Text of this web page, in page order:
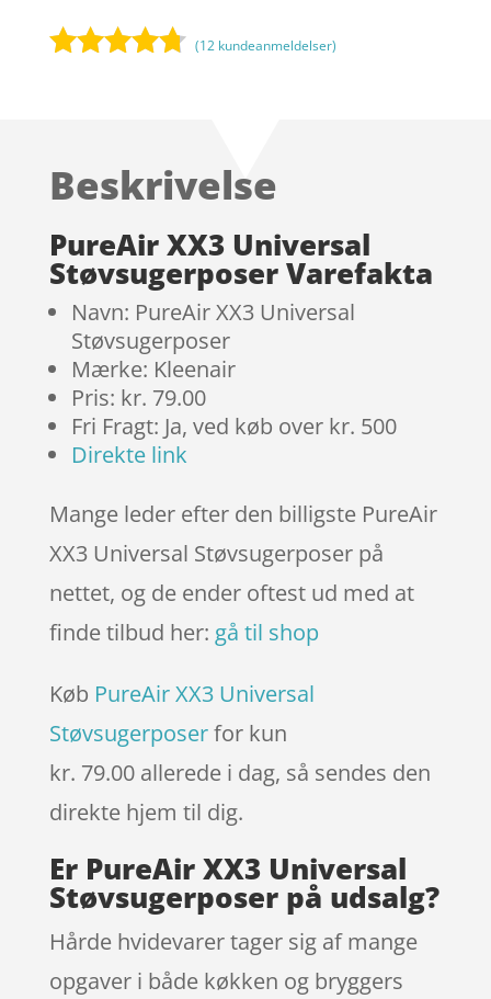
på
mmelser
(12 kundeanmeldelser)
Beskrivelse
PureAir XX3 Universal
Støvsugerposer Varefakta
Navn: PureAir XX3 Universal
Støvsugerposer
Mærke: Kleenair
Pris: kr. 79.00
Fri Fragt: Ja, ved køb over kr. 500
Direkte link
Mange leder efter den billigste PureAir
XX3 Universal Støvsugerposer på
nettet, og de ender oftest ud med at
finde tilbud her: gå til shop
Køb PureAir XX3 Universal
Støvsugerposerfor kun
kr. 79.00 allerede i dag, så sendes den
direkte hjem til dig.
Er PureAir XX3 Universal
Støvsugerposer på udsalg?
Hårde hvidevarer tager sig af mange
opgaver i både køkken og bryggers